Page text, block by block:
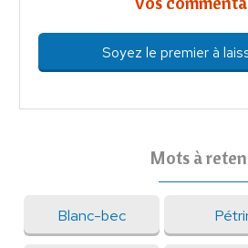
Soyez le premier à
Mots à
Blanc-bec